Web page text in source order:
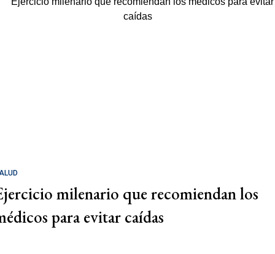
milenario que recomiendan los
para evitar caídas